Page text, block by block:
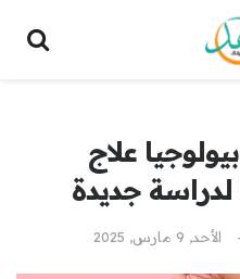
علاج
جديدة
الأحد, 9 مارس, 2025